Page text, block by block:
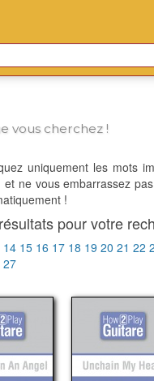
vous cherchez !
uniquement les mots
ne vous embarrassez
!
pour votre
14 15 16 17 18 19 20 21 22
27